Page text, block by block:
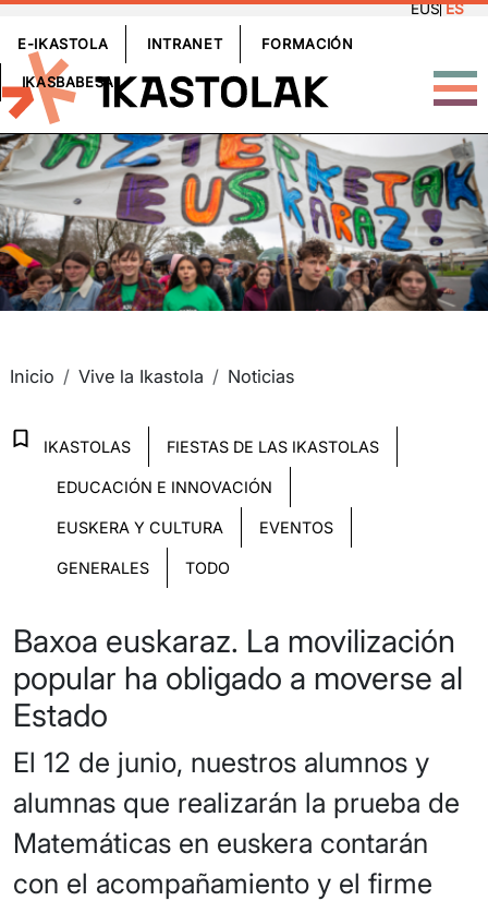
EUS ES
GOIBURUKOMENUA
E-IKASTOLA INTRANET FORMACIÓN
IKASBABESA
Inicio Vive la Ikastola Noticias
Albiste kategoriak
IKASTOLAS FIESTAS DE LAS IKASTOLAS
EDUCACIÓN E INNOVACIÓN
EUSKERA Y CULTURA EVENTOS
GENERALES TODO
Baxoa euskaraz. La movilización
popular ha obligado a moverse al
Estado
El 12 de junio, nuestros alumnos y
alumnas que realizarán la prueba de
Matemáticas en euskera contarán
con el acompañamiento y el firme